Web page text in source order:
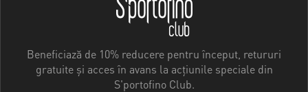
Beneficiază de 10% reducere pentru început, retururi
gratuite și acces în avans la acțiunile speciale din
S'portofino Club.